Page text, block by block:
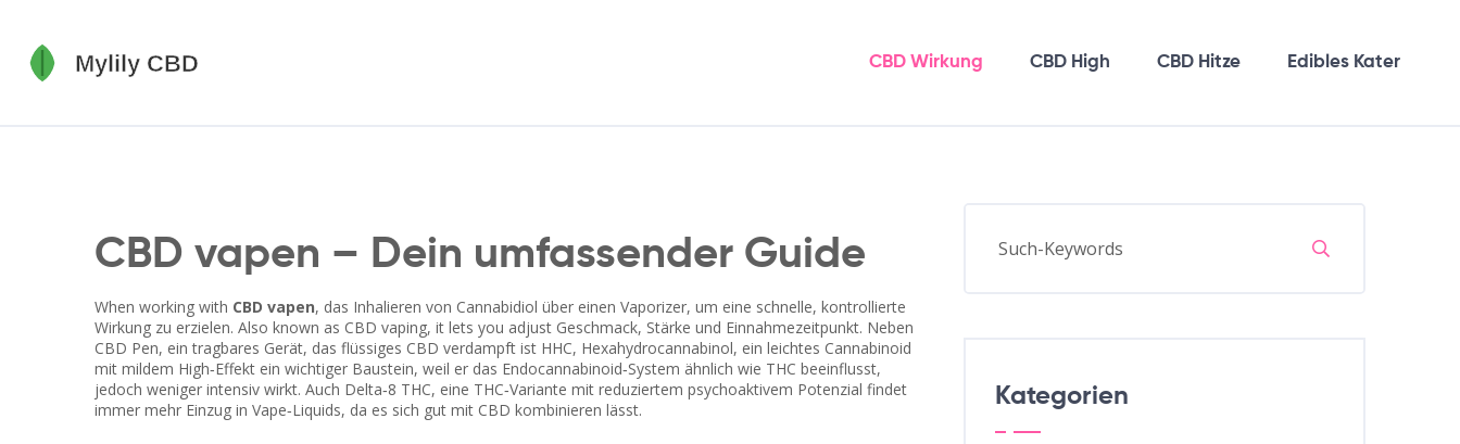
CBD Wirkung CBD High CBD Hitze Edibles Kater
CBD vapen – Dein umfassender Guide
When working with CBD vapen, das Inhalieren von Cannabidiol über einen Vaporizer, um eine schnelle, kontrollierte
Wirkung zu erzielen. Also known as CBD vaping, it lets you adjust Geschmack, Stärke und Einnahmezeitpunkt. Neben
CBD Pen, ein tragbares Gerät, das flüssiges CBD verdampft ist HHC, Hexahydrocannabinol, ein leichtes Cannabinoid
mit mildem High‑Effekt ein wichtiger Baustein, weil er das Endocannabinoid‑System ähnlich wie THC beeinflusst,
jedoch weniger intensiv wirkt. Auch Delta‑8 THC, eine THC‑Variante mit reduziertem psychoaktivem Potenzial findet
immer mehr Einzug in Vape‑Liquids, da es sich gut mit CBD kombinieren lässt.
Kategorien